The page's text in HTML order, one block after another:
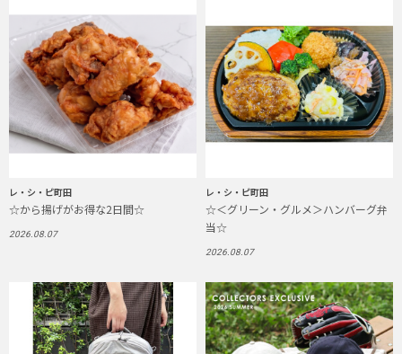
レ・シ・ピ町田
☆から揚げがお得な2日間☆
2026.08.07
レ・シ・ピ町田
☆＜グリーン・グルメ＞ハンバーグ弁
当☆
2026.08.07